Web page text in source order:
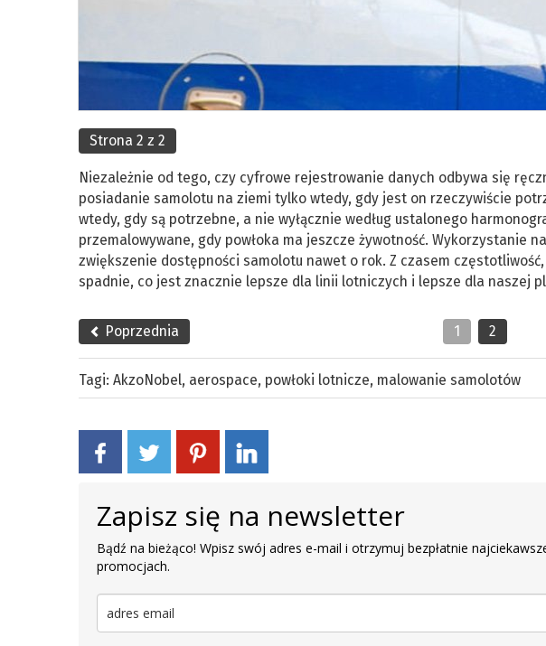
Strona 2 z 2
Niezależnie od tego, czy cyfrowe rejestrowanie danych odbywa się
posiadanie samolotu na ziemi tylko wtedy, gdy jest on rzeczywiście
wtedy, gdy są potrzebne, a nie wyłącznie według ustalonego
przemalowywane, gdy powłoka ma jeszcze żywotność. Wykorzystanie
zwiększenie dostępności samolotu nawet o rok. Z czasem
spadnie, co jest znacznie lepsze dla linii lotniczych i lepsze dla naszej
Poprzednia 1 2
Tagi: AkzoNobel, aerospace, powłoki lotnicze, malowanie samolotów
Zapisz się na newsletter
Bądź na bieżąco! Wpisz swój adres e-mail i otrzymuj bezpłatnie
promocjach.